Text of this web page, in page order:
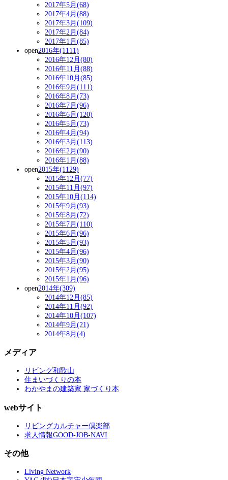
2017年5月(68)
2017年4月(88)
2017年3月(109)
2017年2月(84)
2017年1月(85)
open2016年(1111)
2016年12月(80)
2016年11月(88)
2016年10月(85)
2016年9月(111)
2016年8月(73)
2016年7月(96)
2016年6月(120)
2016年5月(73)
2016年4月(94)
2016年3月(113)
2016年2月(90)
2016年1月(88)
open2015年(1129)
2015年12月(77)
2015年11月(97)
2015年10月(114)
2015年9月(93)
2015年8月(72)
2015年7月(110)
2015年6月(96)
2015年5月(93)
2015年4月(96)
2015年3月(90)
2015年2月(95)
2015年1月(96)
open2014年(309)
2014年12月(85)
2014年11月(92)
2014年10月(107)
2014年9月(21)
2014年8月(4)
メディア
リビング和歌山
住まいづくりの本
わかやまの建築家 家づくり本
webサイト
リビングカルチャー倶楽部
求人情報GOOD-JOB-NAVI
その他
Living Network